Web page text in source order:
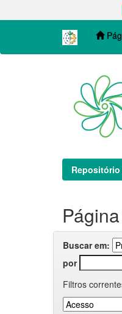
navigation
Buscar em:
por
Filtros